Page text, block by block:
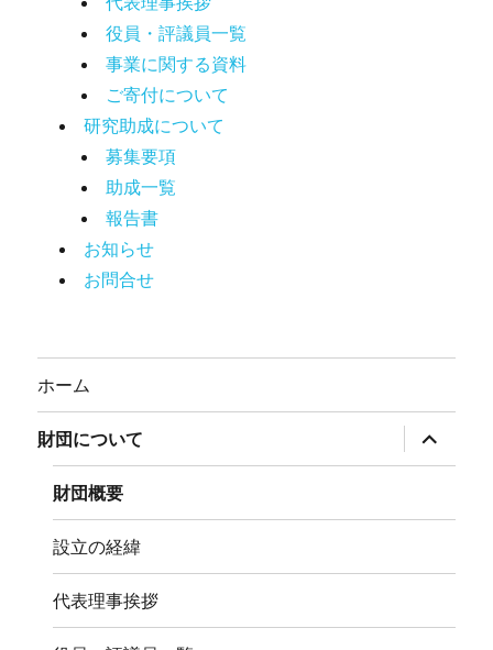
役員・評議員一覧
事業に関する資料
ご寄付について
研究助成について
募集要項
助成一覧
報告書
お知らせ
お問合せ
ホーム
財団について
ブ
メ
ー
開
財団概要
設立の経緯
代表理事挨拶